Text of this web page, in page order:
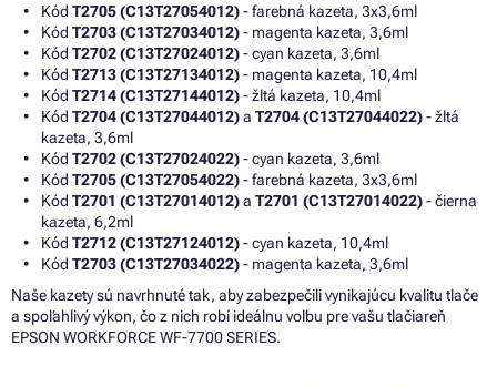
Kód T2705 (C13T27054012)- farebná kazeta, 3x3,6ml
Kód T2703 (C13T27034012)- magenta kazeta, 3,6ml
Kód T2702 (C13T27024012)- cyan kazeta, 3,6ml
Kód T2713 (C13T27134012)- magenta kazeta, 10,4ml
Kód T2714 (C13T27144012)- žltá kazeta, 10,4ml
Kód T2704 (C13T27044012)a T2704 (C13T27044022)- žltá
kazeta, 3,6ml
Kód T2702 (C13T27024022)- cyan kazeta, 3,6ml
Kód T2705 (C13T27054022)- farebná kazeta, 3x3,6ml
Kód T2701 (C13T27014012)a T2701 (C13T27014022)- čierna
kazeta, 6,2ml
Kód T2712 (C13T27124012)- cyan kazeta, 10,4ml
Kód T2703 (C13T27034022)- magenta kazeta, 3,6ml
Naše kazety sú navrhnuté tak, aby zabezpečili vynikajúcu kvalitu tlače
a spoľahlivý výkon, čo z nich robí ideálnu voľbu pre vašu tlačiareň
EPSON WORKFORCE WF-7700 SERIES.